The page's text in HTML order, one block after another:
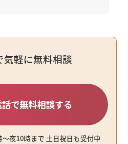
気軽に無料相談
話で無料相談する
〜夜10時まで ⼟⽇祝⽇も受付中